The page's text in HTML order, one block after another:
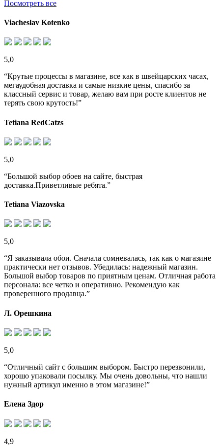
Посмотреть все
Viacheslav Kotenko
5,0
“Крутые процессы в магазине, все как в швейцарских часах,
мегаудобная доставка и самые низкие цены, спасибо за
классный сервис и товар, желаю вам при росте клиентов не
терять свою крутость!”
Tetiana RedCatzs
5,0
“Большой выбор обоев на сайте, быстрая
доставка.Приветливые ребята.”
Tetiana Viazovska
5,0
“Я заказывала обои. Сначала сомневалась, так как о магазине
практически нет отзывов. Убедилась: надежный магазин.
Большой выбор товаров по приятным ценам. Отличная работа
персонала: все четко и оперативно. Рекомендую как
проверенного продавца.”
Л. Орешкина
5,0
“Отличный сайт с большим выбором. Быстро перезвонили,
хорошо упаковали посылку. Мы очень довольны, что нашли
нужный артикул именно в этом магазине!”
Елена Здор
4,9